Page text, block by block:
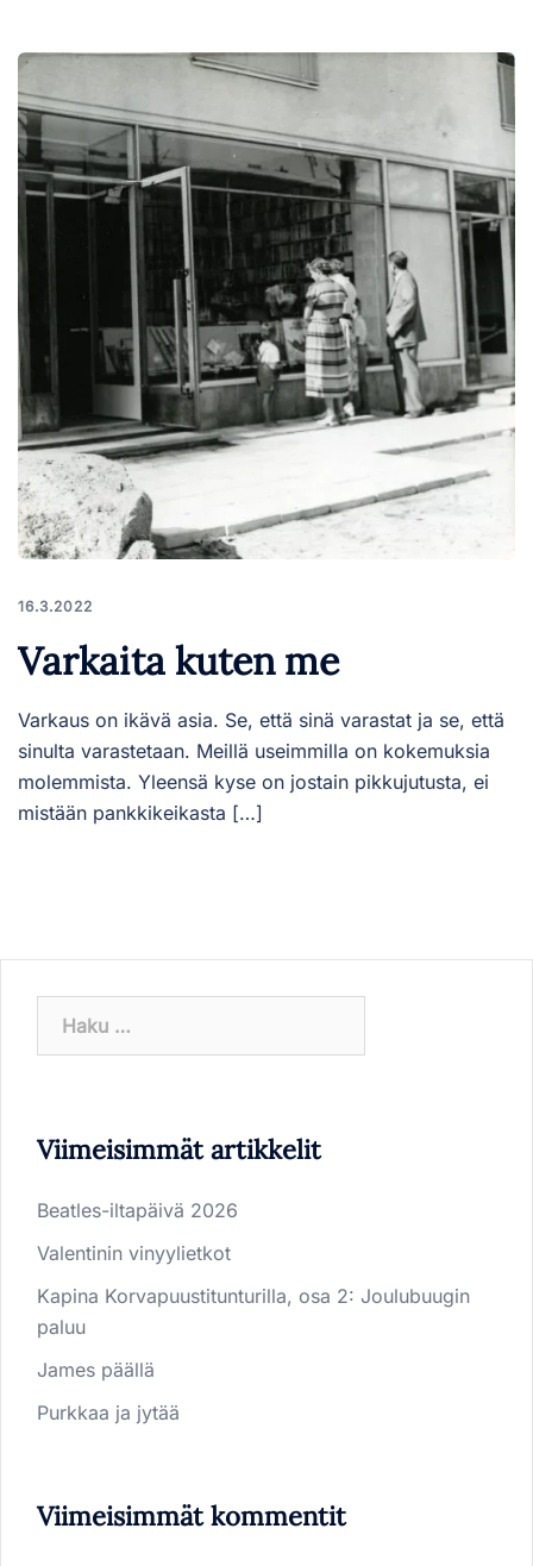
16.3.2022
Varkaita kuten me
Varkaus on ikävä asia. Se, että sinä varastat ja se, että
sinulta varastetaan. Meillä useimmilla on kokemuksia
molemmista. Yleensä kyse on jostain pikkujutusta, ei
mistään pankkikeikasta […]
Viimeisimmät artikkelit
Beatles-iltapäivä 2026
Valentinin vinyylietkot
Kapina Korvapuustitunturilla, osa 2: Joulubuugin
paluu
James päällä
Purkkaa ja jytää
Viimeisimmät kommentit